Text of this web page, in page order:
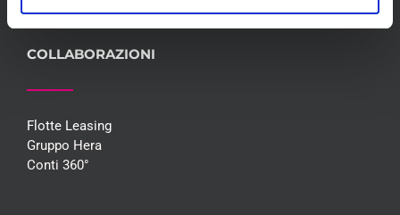
COLLABORAZIONI
Flotte Leasing
Gruppo Hera
Conti 360°